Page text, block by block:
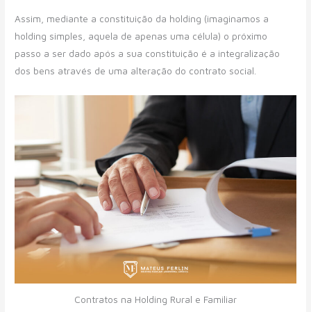
Assim, mediante a constituição da holding (imaginamos a
holding simples, aquela de apenas uma célula) o próximo
passo a ser dado após a sua constituição é a integralização
dos bens através de uma alteração do contrato social.
Contratos na Holding Rural e Familiar